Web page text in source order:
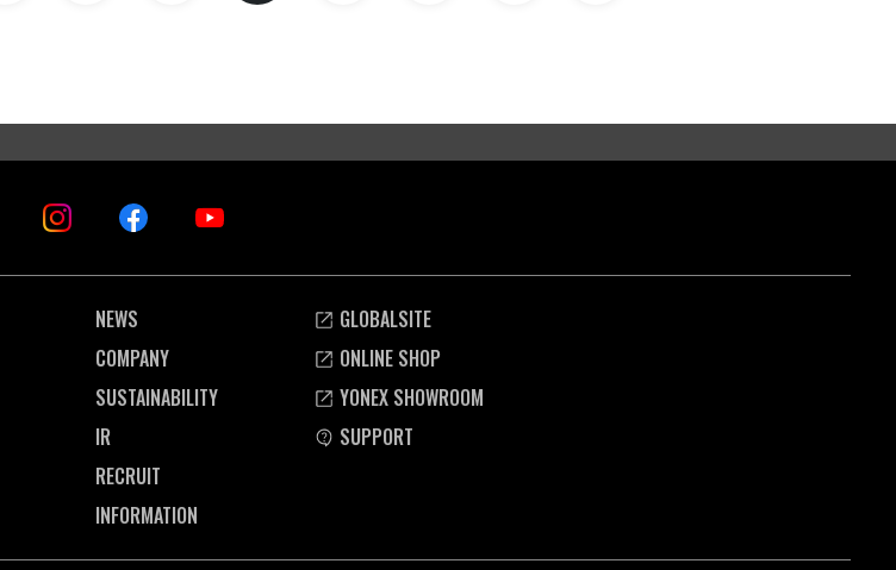
NEWS
COMPANY
SUSTAINABILITY
IR
RECRUIT
INFORMATION
GLOBALSITE
ONLINE SHOP
YONEX SHOWROOM
SUPPORT